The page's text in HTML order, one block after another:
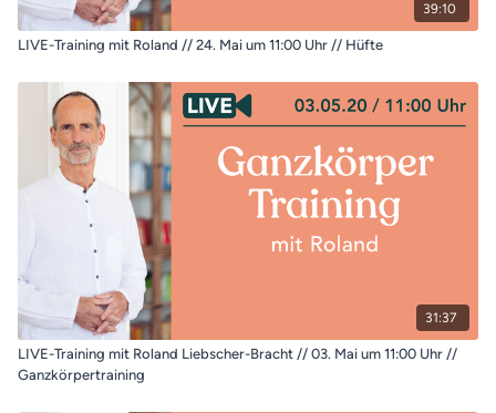
39:10
LIVE-Training mit Roland // 24. Mai um 11:00 Uhr // Hüfte
31:37
LIVE-Training mit Roland Liebscher-Bracht // 03. Mai um 11:00 Uhr //
Ganzkörpertraining